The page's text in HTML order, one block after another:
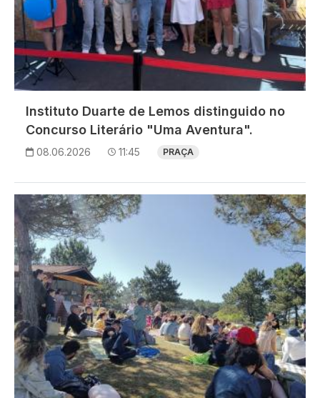
Instituto Duarte de Lemos distinguido no
Concurso Literário "Uma Aventura".
08.06.2026 11:45 PRAÇA
Imagem